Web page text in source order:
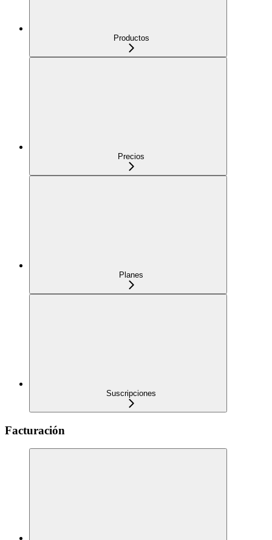
Productos
Precios
Planes
Suscripciones
Facturación